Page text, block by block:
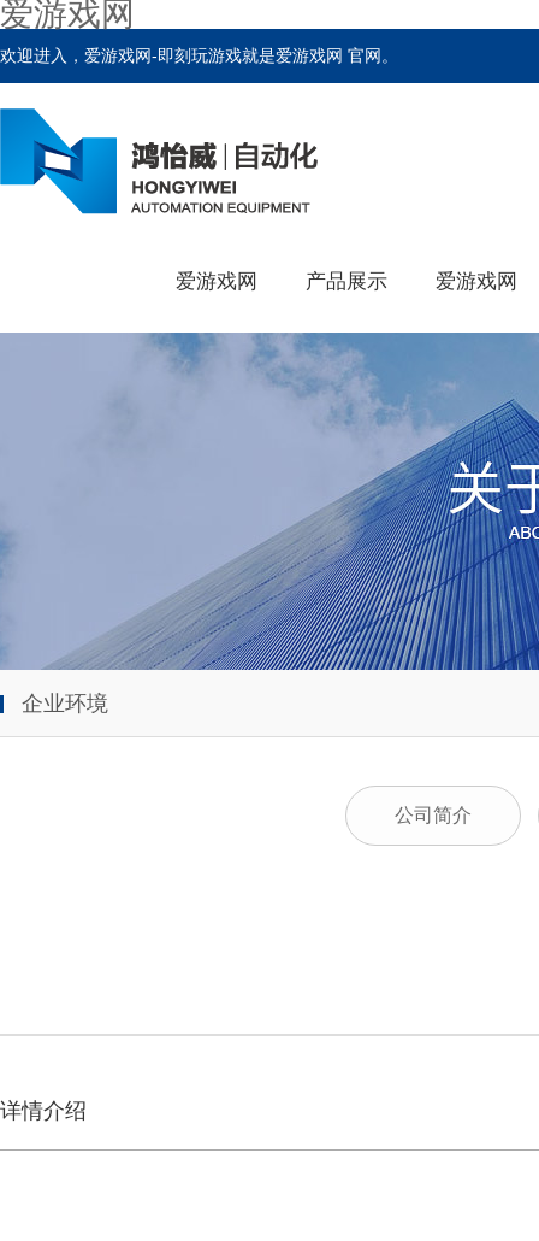
爱游戏网
欢迎进入，爱游戏网-即刻玩游戏就是爱游戏网 官网。
爱游戏网 产品展示 爱游戏网
企业环境
公司简介
详情介绍